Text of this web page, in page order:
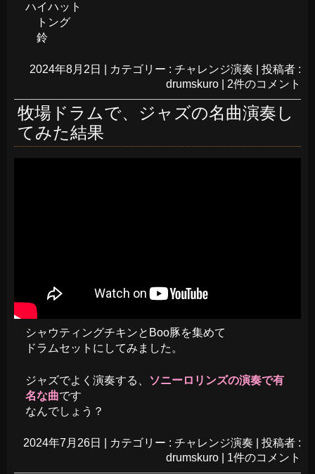
ハイハット
トング
鈴
2024年8月2日 カテゴリー : チャレンジ演奏
投稿者 :
drumskuro
2件のコメント
牧場ドラムで、ジャズの名曲演奏し
てみた結果
シャウティングチキンとBoo豚を集めて
ドラムセットにしてみました。
ジャズでよく演奏する、
ソニーロリンズの演奏で有
名な曲です
なんでしょう？
2024年7月26日 カテゴリー : チャレンジ演奏
投稿者 :
drumskuro
1件のコメント